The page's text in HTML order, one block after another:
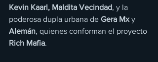
Kevin Kaarl, Maldita Vecindad, y la
poderosa dupla urbana de Gera Mx y
Alemán, quienes conforman el proyecto
Rich Mafia.